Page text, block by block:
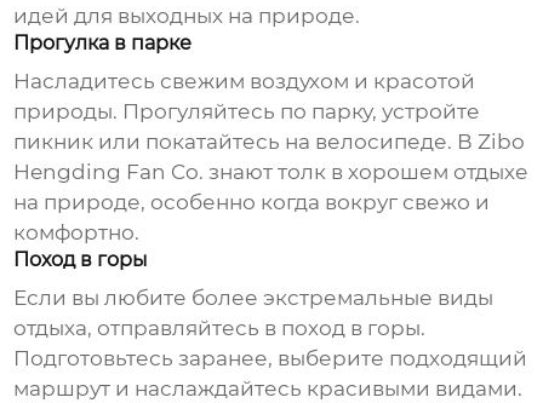
идей для выходных на природе.
Прогулка в парке
Насладитесь свежим воздухом и красотой
природы. Прогуляйтесь по парку, устройте
пикник или покатайтесь на велосипеде. ВZibo
Hengding Fan Co. знают толк в хорошем отдыхе
на природе, особенно когда вокруг свежо и
комфортно.
Поход в горы
Если вы любите более экстремальные виды
отдыха, отправляйтесь в поход в горы.
Подготовьтесь заранее, выберите подходящий
маршрут и наслаждайтесь красивыми видами.